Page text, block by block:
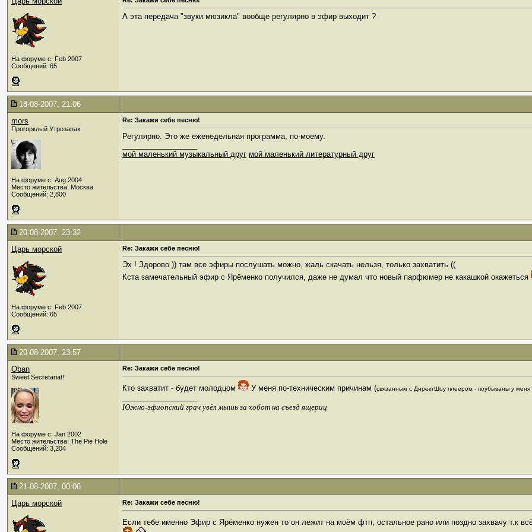
На форуме с: Feb 2007
Сообщений: 65
А эта передача "звуки мюзикла" вообще регулярно в эфир выходит ?
18-08-2007, 21:06
mors
Прогорклый Утрозапах
На форуме с: Aug 2004
Место жительства: Москва
Сообщений: 2,800
Re: Закажи себе песню!
Регулярно. Это же еженедельная программа, по-моему.
мой маленький музыкальный друг мой маленький литературный друг
20-08-2007, 23:32
Царь морской
На форуме с: Feb 2007
Сообщений: 65
Re: Закажи себе песню!
Эх ! Здорово )) там все эфиры послушать можно, жаль скачать нельзя, только захватить ((
Кста замечательный эфир с Ярёменко получился, даже не думал что новый парфюмер не какашкой окажеться
20-08-2007, 23:57
Oban
Sweet Secretariat!
На форуме с: Jan 2002
Место жительства: The Pie Hole
Сообщений: 3,204
Re: Закажи себе песню!
Кто захватит - будет молодцом У меня по-техническим причинам (связанным с ДиректШоу плеером - поубываны у
Южно-эфиопский грач увёл мышь за хобот на съезд ящериц
21-08-2007, 00:06
Царь морской
Re: Закажи себе песню!
Если тебе именно Эфир с Ярёменко нужен то он лежит на моём фтп, остальное рано или поздно захвачу т.к